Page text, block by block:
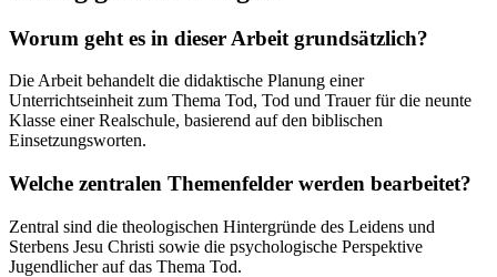
Worum geht es in dieser Arbeit grundsätzlich?
Die Arbeit behandelt die didaktische Planung einer
Unterrichtseinheit zum Thema Tod, Tod und Trauer für die neunte
Klasse einer Realschule, basierend auf den biblischen
Einsetzungsworten.
Welche zentralen Themenfelder werden bearbeitet?
Zentral sind die theologischen Hintergründe des Leidens und
Sterbens Jesu Christi sowie die psychologische Perspektive
Jugendlicher auf das Thema Tod.